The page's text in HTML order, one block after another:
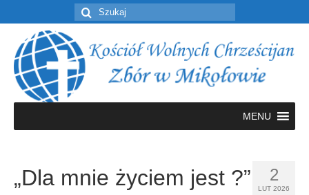
Szuklaj
w:
MENU
2
LUT 2026
„Dla mnie życiem jest ?”